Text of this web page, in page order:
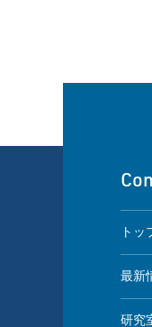
トッ
最新
研究